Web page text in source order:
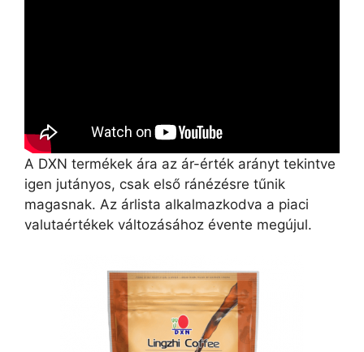
A DXN termékek ára az ár-érték arányt tekintve
igen jutányos, csak első ránézésre tűnik
magasnak. Az árlista alkalmazkodva a piaci
valutaértékek változásához évente megújul.